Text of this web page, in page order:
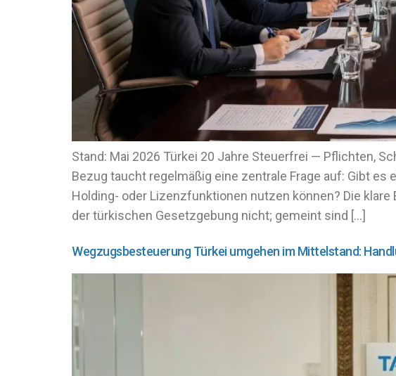
Stand: Mai 2026 Türkei 20 Jahre Steuerfrei — Pflichten,
Bezug taucht regelmäßig eine zentrale Frage auf: Gibt es
Holding- oder Lizenzfunktionen nutzen können? Die
der türkischen Gesetzgebung nicht; gemeint sind […]
Wegzugsbesteuerung Türkei umgehen im Mittelstand: